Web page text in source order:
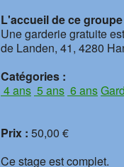
L'accueil de ce
Une garderie gratuite
de Landen, 41, 4280
Catégories :
4 ans 5 ans 6 ans
Prix : 50,00 €
Ce stage est complet.